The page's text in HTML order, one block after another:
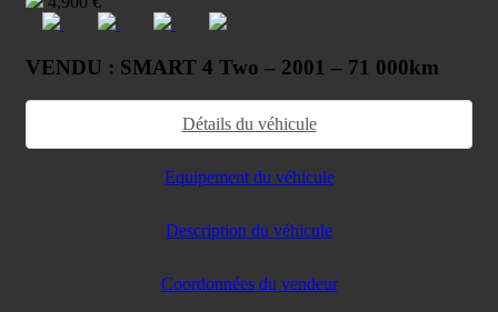
VENDU : SMART 4 Two – 2001 – 71 000km
Détails du véhicule
Equipement du véhicule
Description du véhicule
Coordonnées du vendeur